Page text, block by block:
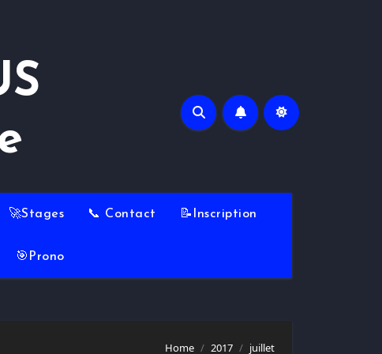
🚀Stages 📞 Contact 📝Inscription
🎯Prono
Home 2017 juillet